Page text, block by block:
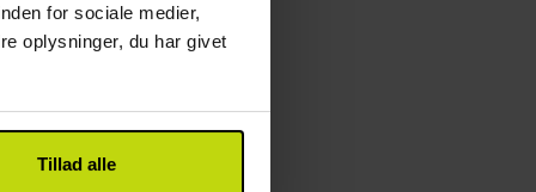
for sociale medier,
oplysninger, du har givet
Tillad alle